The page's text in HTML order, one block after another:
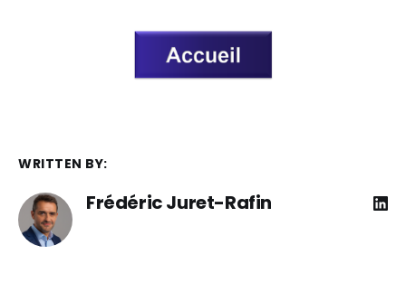
WRITTEN BY:
Frédéric Juret-Rafin